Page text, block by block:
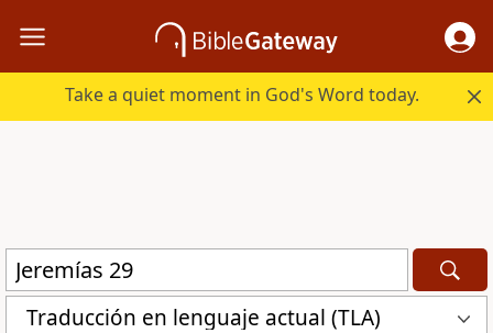
Take a quiet moment in God's Word today.
Traducción en lenguaje actual (TLA)